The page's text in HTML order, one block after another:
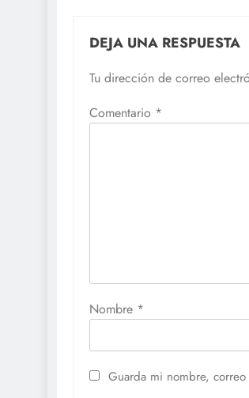
DEJA UNA RESPUESTA
Tu dirección de correo
Comentario *
Nombre *
Guarda mi nombre,